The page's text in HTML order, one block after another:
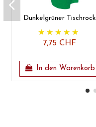
Dunkelgrüner Tischrock
7,75 CHF
In den Warenkorb